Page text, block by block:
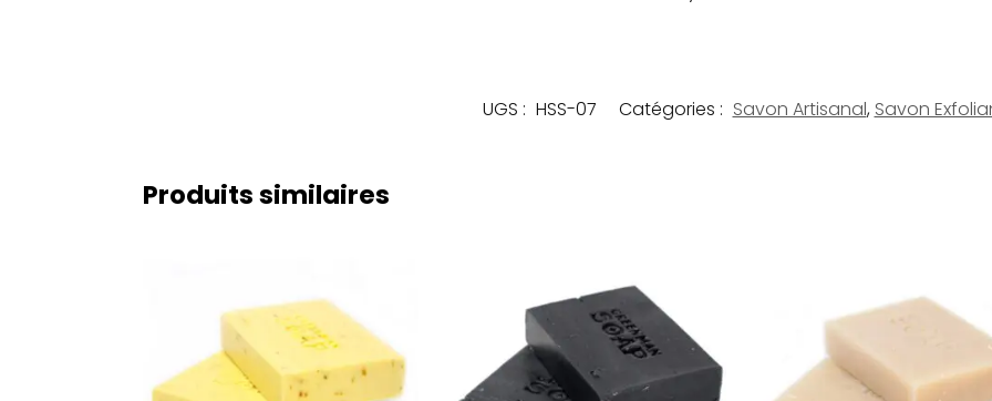
UGS : HSS-07 Catégories : Savon Artisanal, Savon
Produits similaires